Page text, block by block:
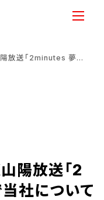
【TV出演】10/23 RSK山陽放送「2minutes 夢の肖像」で当社についてご紹介いただきます
陽放送「2
社について